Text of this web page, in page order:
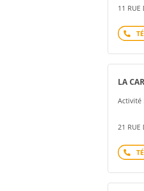
11 RUE
LA
Activité
21 RUE